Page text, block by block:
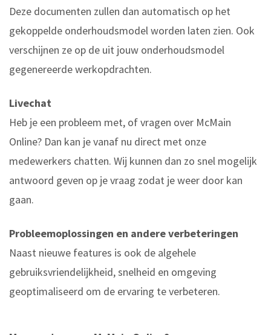
Deze documenten zullen dan automatisch op het
gekoppelde onderhoudsmodel worden laten zien. Ook
verschijnen ze op de uit jouw onderhoudsmodel
gegenereerde werkopdrachten.
Livechat
Heb je een probleem met, of vragen over McMain
Online? Dan kan je vanaf nu direct met onze
medewerkers chatten. Wij kunnen dan zo snel mogelijk
antwoord geven op je vraag zodat je weer door kan
gaan.
Probleemoplossingen en andere verbeteringen
Naast nieuwe features is ook de algehele
gebruiksvriendelijkheid, snelheid en omgeving
geoptimaliseerd om de ervaring te verbeteren.